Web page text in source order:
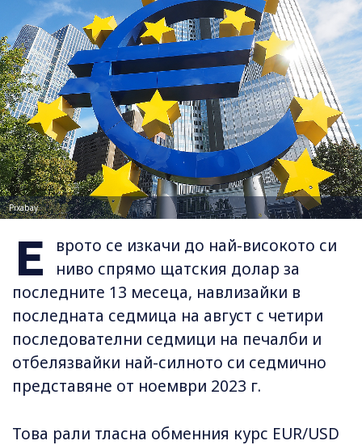
Pixabay
Е
врото се изкачи до най-високото си
ниво спрямо щатския долар за
последните 13 месеца, навлизайки в
последната седмица на август с четири
последователни седмици на печалби и
отбелязвайки най-силното си седмично
представяне от ноември 2023 г.
Това рали тласна обменния курс EUR/USD